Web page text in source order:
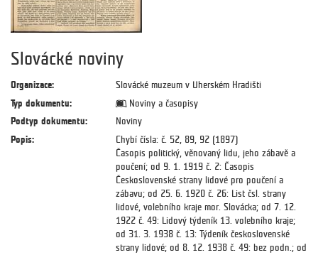
Slovácké noviny
Organizace:
Slovácké muzeum v Uherském Hradišti
Typ dokumentu:
Noviny a časopisy
Podtyp dokumentu:
Noviny
Popis:
Chybí čísla: č. 52, 89, 92 (1897)
Časopis politický, věnovaný lidu, jeho zábavě a
poučení; od 9. 1. 1919 č. 2: Časopis
Československé strany lidové pro poučení a
zábavu; od 25. 6. 1920 č. 26: List čsl. strany
lidové, volebního kraje mor. Slovácka; od 7. 12.
1922 č. 49: Lidový týdeník 13. volebního kraje;
od 31. 3. 1938 č. 13: Týdeník československé
strany lidové; od 8. 12. 1938 č. 49: bez podn.; od